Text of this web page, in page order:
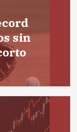
sin